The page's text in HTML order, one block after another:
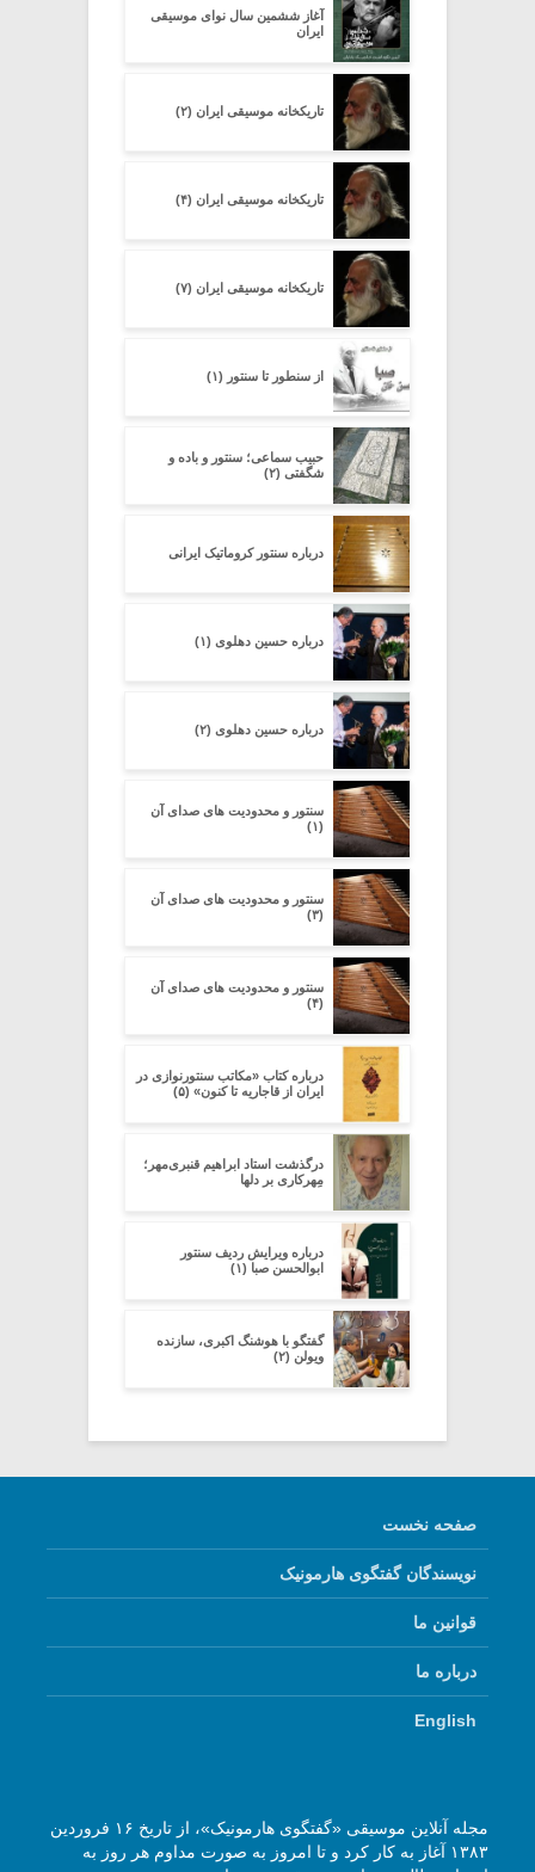
آغاز ششمین سال نوای موسیقی
ایران
تاریکخانه موسیقی ایران (۲)
تاریکخانه موسیقی ایران (۴)
تاریکخانه موسیقی ایران (۷)
از سنطور تا سنتور (۱)
حبیب سماعی؛ سنتور و باده و
شگفتی (۲)
درباره سنتور کروماتیک ایرانی
درباره حسین دهلوی (۱)
درباره حسین دهلوی (۲)
سنتور و محدودیت‌ های صدای آن
(۱)
سنتور و محدودیت‌ های صدای آن
(۳)
سنتور و محدودیت‌ های صدای آن
(۴)
درباره کتاب «مکاتب سنتورنوازی در
ایران از قاجاریه تا کنون» (۵)
درگذشت استاد ابراهیم قنبری‌مهر؛
مِهرکاری بر دلها
درباره ویرایش ردیف سنتور
ابوالحسن صبا (۱)
گفتگو با هوشنگ اکبری، سازنده
ویولن (۲)
صفحه نخست
نویسندگان گفتگوی هارمونیک
قوانین ما
درباره ما
English
مجله آنلاین موسیقی «گفتگوی هارمونیک»، از تاریخ ۱۶ فروردین
۱۳۸۳ آغاز به کار کرد و تا امروز به صورت مداوم هر روز به